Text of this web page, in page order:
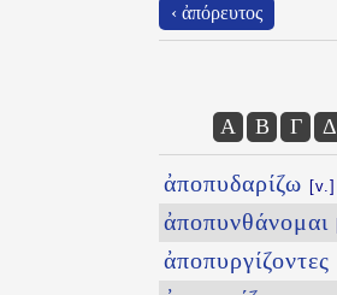
‹ ἀπόρευτος
Α Β Γ Δ
ἀποπυδαρίζω [v.]
ἀποπυνθάνομαι
ἀποπυργίζοντες